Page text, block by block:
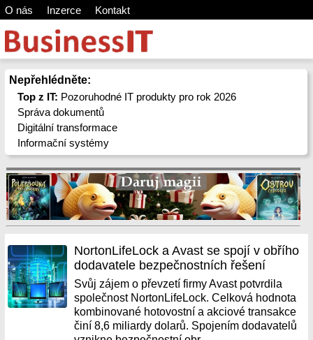
O nás Inzerce Kontakt
Nepřehlédněte:
Top z IT: Pozoruhodné IT produkty pro rok 2026
Správa dokumentů
Digitální transformace
Informační systémy
NortonLifeLock a Avast se spojí v obřího
dodavatele bezpečnostních řešení
Svůj zájem o převzetí firmy Avast potvrdila
společnost NortonLifeLock. Celková hodnota
kombinované hotovostní a akciové transakce
činí 8,6 miliardy dolarů. Spojením dodavatelů